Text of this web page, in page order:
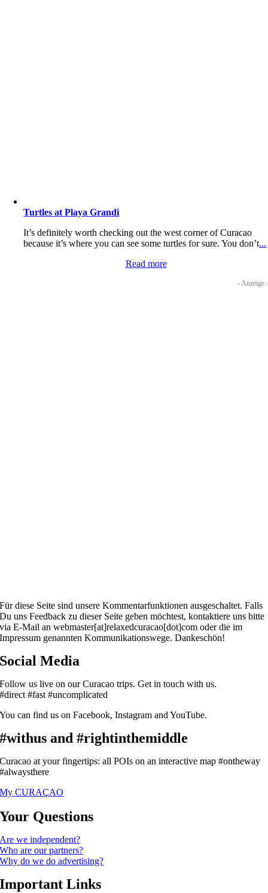
Turtles at Playa Grandi
It’s definitely worth checking out the west corner of Curacao
because it’s where you can see some turtles for sure. You don’t...
Read more
- Anzeige -
Für diese Seite sind unsere Kommentarfunktionen ausgeschaltet. Falls
Du uns Feedback zu dieser Seite geben möchtest, kontaktiere uns bitte
via E-Mail an webmaster[at]relaxedcuracao[dot]com oder die im
Impressum genannten Kommunikationswege. Dankeschön!
Social Media
Follow us live on our Curacao trips. Get in touch with us.
#direct #fast #uncomplicated
You can find us on Facebook, Instagram and YouTube.
#withus and #rightinthemiddle
Curacao at your fingertips: all POIs on an interactive map #ontheway
#alwaysthere
My CURAÇAO
Your Questions
Are we independent?
Who are our partners?
Why do we do advertising?
Important Links